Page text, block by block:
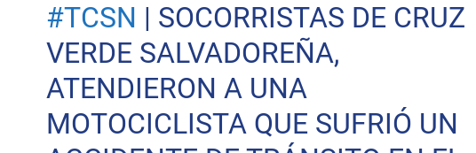
#TCSN | SOCORRISTAS DE CRUZ
VERDE SALVADOREÑA,
ATENDIERON A UNA
MOTOCICLISTA QUE SUFRIÓ UN